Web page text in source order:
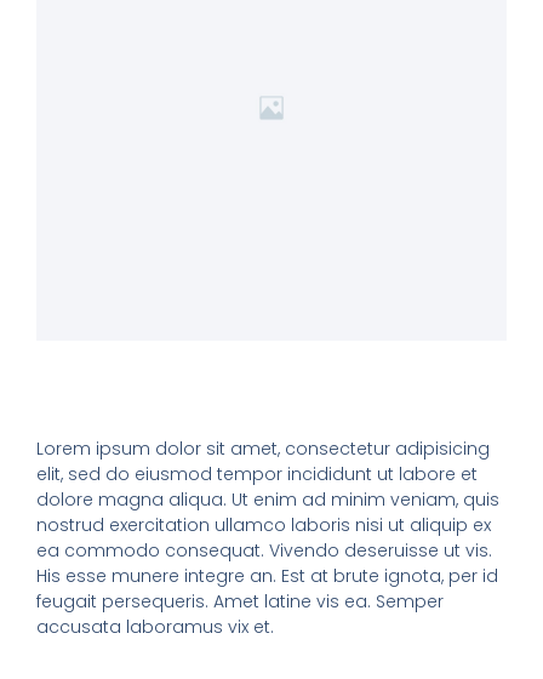
Lorem ipsum dolor sit amet, consectetur adipisicing
elit, sed do eiusmod tempor incididunt ut labore et
dolore magna aliqua. Ut enim ad minim veniam, quis
nostrud exercitation ullamco laboris nisi ut aliquip ex
ea commodo consequat. Vivendo deseruisse ut vis.
His esse munere integre an. Est at brute ignota, per id
feugait persequeris. Amet latine vis ea. Semper
accusata laboramus vix et.